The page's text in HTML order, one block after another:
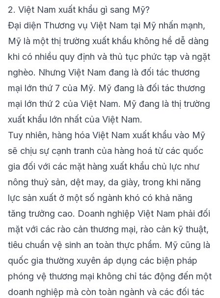
2. Việt Nam xuất khẩu gì sang Mỹ?
Đại diện Thương vụ Việt Nam tại Mỹ nhấn mạnh,
Mỹ là một thị trường xuất khẩu không hề dễ dàng
khi có nhiều quy định và thủ tục phức tạp và ngặt
nghèo. Nhưng Việt Nam đang là đối tác thương
mại lớn thứ 7 của Mỹ. Mỹ đang là đối tác thương
mại lớn thứ 2 của Việt Nam. Mỹ đang là thị trường
xuất khẩu lớn nhất của Việt Nam.
Tuy nhiên, hàng hóa Việt Nam xuất khẩu vào Mỹ
sẽ chịu sự cạnh tranh của hàng hoá từ các quốc
gia đối với các mặt hàng xuất khẩu chủ lực như
nông thuỷ sản, dệt may, da giày, trong khi năng
lực sản xuất ở một số ngành khó có khả năng
tăng trưởng cao. Doanh nghiệp Việt Nam phải đối
mặt với các rào cản thương mại, rào cản kỹ thuật,
tiêu chuẩn vệ sinh an toàn thực phẩm. Mỹ cũng là
quốc gia thường xuyên áp dụng các biện pháp
phóng vệ thương mại không chỉ tác động đến một
doanh nghiệp mà còn toàn ngành và các đối tác